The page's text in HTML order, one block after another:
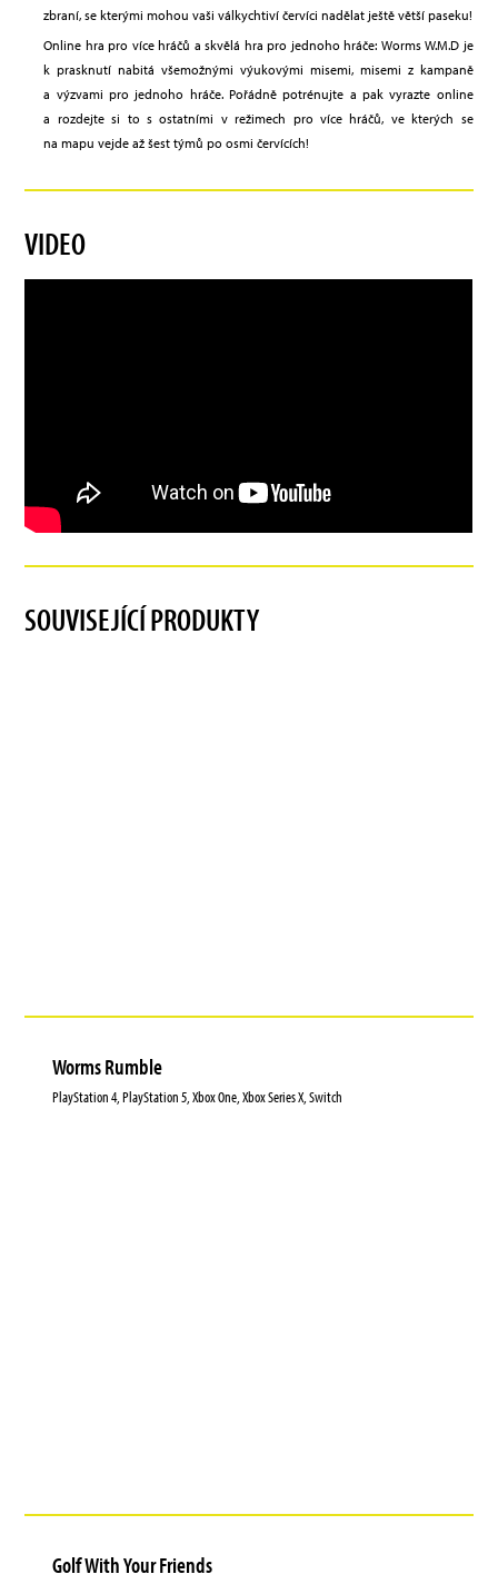
zbraní, se kterými mohou vaši válkychtiví červíci nadělat ještě větší paseku!
Online hra pro více hráčů a skvělá hra pro jednoho hráče: Worms W.M.D je
k prasknutí nabitá všemožnými výukovými misemi, misemi z kampaně
a výzvami pro jednoho hráče. Pořádně potrénujte a pak vyrazte online
a rozdejte si to s ostatními v režimech pro více hráčů, ve kterých se
na mapu vejde až šest týmů po osmi červících!
VIDEO
SOUVISEJÍCÍ PRODUKTY
Worms Rumble
PlayStation 4, PlayStation 5, Xbox One, Xbox Series X, Switch
Golf With Your Friends